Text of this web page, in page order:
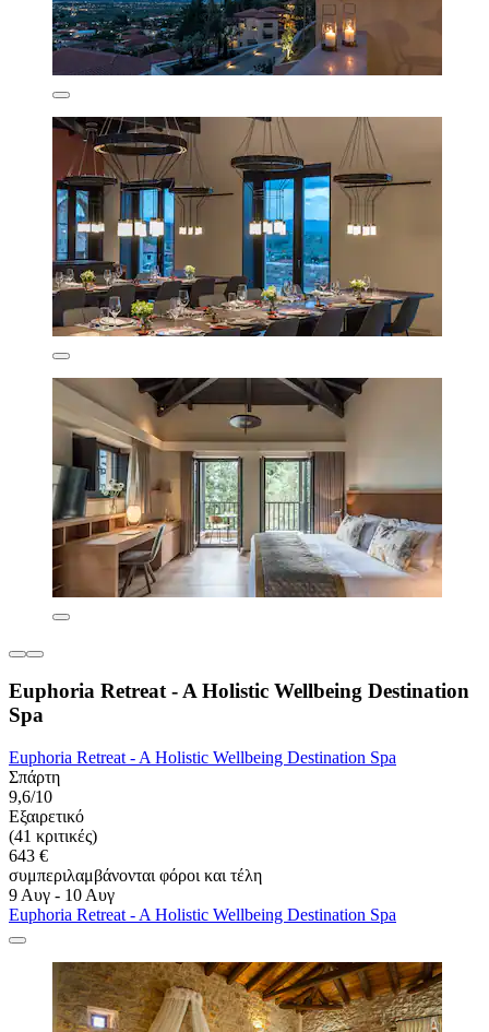
Euphoria Retreat - A Holistic Wellbeing Destination
Spa
Euphoria Retreat - A Holistic Wellbeing Destination Spa
Σπάρτη
9,6/10
Εξαιρετικό
(41 κριτικές)
643 €
συμπεριλαμβάνονται φόροι και τέλη
9 Αυγ - 10 Αυγ
Euphoria Retreat - A Holistic Wellbeing Destination Spa